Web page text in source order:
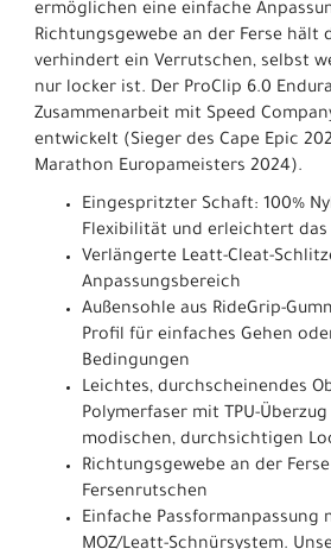
ermöglichen eine einfache
Richtungsgewebe an der Ferse hält
verhindert ein Verrutschen, selbst
nur locker ist. Der ProClip 6.0
Zusammenarbeit mit Speed
entwickelt (Sieger des Cape Epic
Marathon Europameisters 2024).
Eingespritzter Schaft: 100%
Flexibilität und erleichtert das
Verlängerte Leatt-Cleat-
Anpassungsbereich
Außensohle aus RideGrip-
Profil für einfaches Gehen
Bedingungen
Leichtes, durchscheinendes
Polymerfaser mit TPU-
modischen, durchsichtigen
Richtungsgewebe an der
Fersenrutschen
Einfache Passformanpassung